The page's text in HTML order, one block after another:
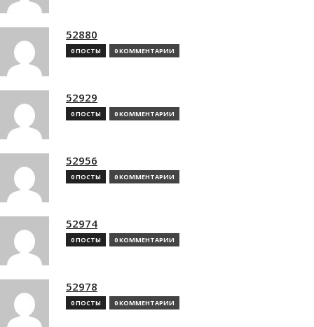
52880
0 ПОСТЫ 0 КОММЕНТАРИИ
52929
0 ПОСТЫ 0 КОММЕНТАРИИ
52956
0 ПОСТЫ 0 КОММЕНТАРИИ
52974
0 ПОСТЫ 0 КОММЕНТАРИИ
52978
0 ПОСТЫ 0 КОММЕНТАРИИ